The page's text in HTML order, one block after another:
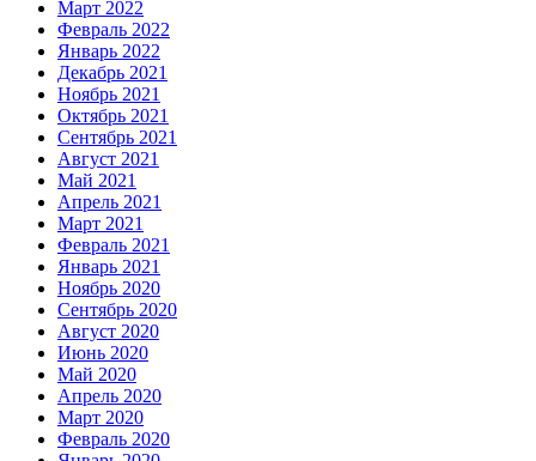
Март 2022
Февраль 2022
Январь 2022
Декабрь 2021
Ноябрь 2021
Октябрь 2021
Сентябрь 2021
Август 2021
Май 2021
Апрель 2021
Март 2021
Февраль 2021
Январь 2021
Ноябрь 2020
Сентябрь 2020
Август 2020
Июнь 2020
Май 2020
Апрель 2020
Март 2020
Февраль 2020